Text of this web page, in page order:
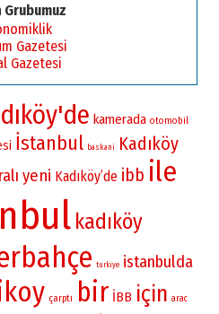
Grubumuz
Gazetesi
Gazetesi
kamerada otomobil
İstanbul baskani
Kadıköy
yeni Kadıköy’de ibb ile
kadıköy
turkiye istanbulda
çarptı bir İBB için arac